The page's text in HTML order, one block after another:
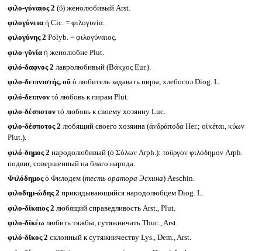
φιλο-γύναιος 2 (ῠ) женолюбивый Arst.
φιλογύνεια ἡ Cic. = φιλογυνία.
φιλογύνης 2 Polyb. = φιλογύναιος.
φιλο-γῠνία ἡ женолюбие Plut.
φιλό-δαφνος 2 лавролюбивый (Βάκχος Eur.).
φιλο-δειπνιστής, οῦὁ любитель задавать пиры, хлебосол Diog. L.
φιλό-δειπνον τό любовь к пирам Plut.
φιλο-δέσποτον τό любовь к своему хозяину Luc.
φιλο-δέσποτος 2 любящий своего хозяина (ἀνδράποδα Her.; οἰκέται, κύων
Plut.).
φιλό-δημος 2 народолюбивый (ὁ Σόλων Arph.): τοὔργον φιλόδημον Arph.
подвиг, совершенный на благо народа.
Φιλόδημοςὁ Филодем (тесть оратора Эсхина) Aeschin.
φιλοδημ-ώδης 2 прикидывающийся народолюбцем Diog. L.
φιλο-δίκαιος 2 любящий справедливость Arst., Plut.
φιλο-δῐκέω любить тяжбы, сутяжничать Thuc., Arst.
φιλό-δῐκος 2 склонный к сутяжничеству Lys., Dem., Arst.